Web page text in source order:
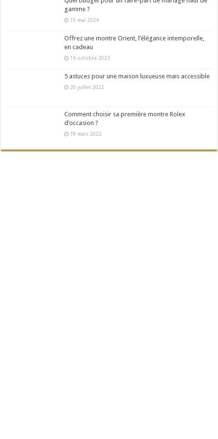
gamme ?
15 mai 2024
Offrez une montre Orient, l’élégance intemporelle,
en cadeau
16 octobre 2023
5 astuces pour une maison luxueuse mais accessible
20 juillet 2022
Comment choisir sa première montre Rolex
d’occasion ?
19 mars 2022